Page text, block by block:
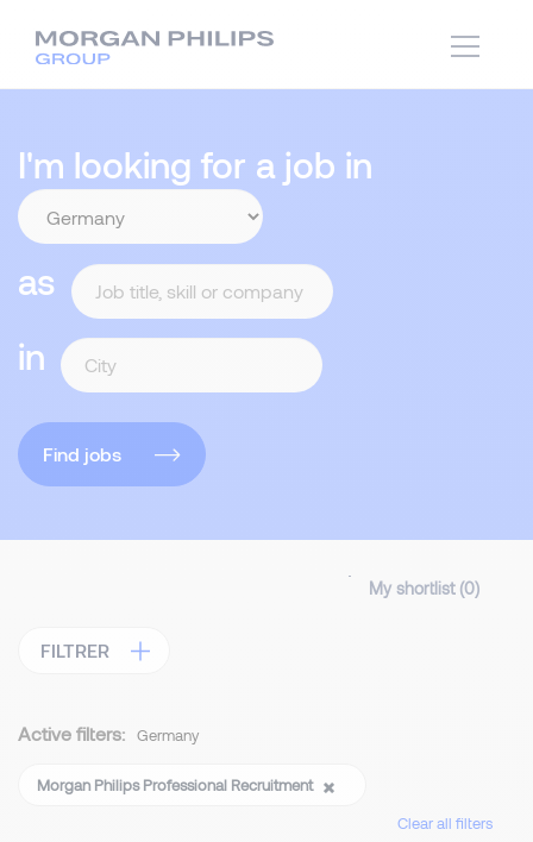
I'm looking for a job in
as
in
Find jobs
My shortlist (0)
FILTRER
Active filters: Germany
Morgan Philips Professional Recruitment
Clear all filters